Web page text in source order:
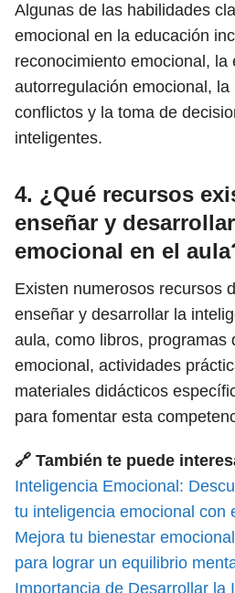
Algunas de las habilidades
emocional en la educación
reconocimiento emocional, la
autorregulación emocional, la
conflictos y la toma de
inteligentes.
4. ¿Qué recursos
enseñar y
emocional en el
Existen numerosos recursos
enseñar y desarrollar la
aula, como libros, programas
emocional, actividades
materiales didácticos
para fomentar esta
🔗 También te puede
Inteligencia Emocional:
tu inteligencia emocional con
Mejora tu bienestar
para lograr un equilibrio
Importancia de Desarrollar la